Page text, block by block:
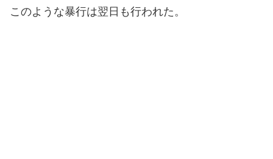
このような暴行は翌日も行われた。